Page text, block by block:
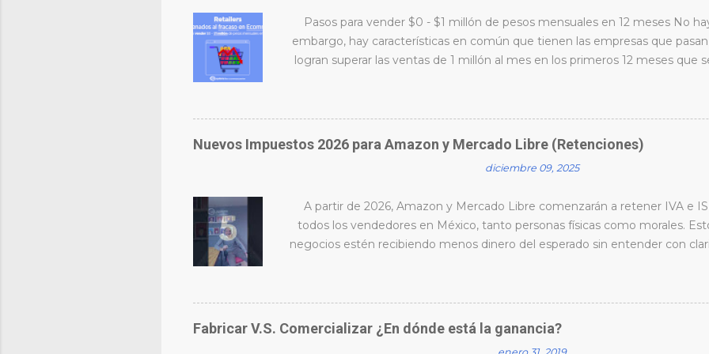
Pasos para vender $0 - $1 millón de pesos mensuales en 12 meses No
embargo, hay características en común que tienen las empresas que
logran superar las ventas de 1 millón al mes en los primeros 12 meses que
de pesos para poder estar vendiendo 1 millón mensual, aquí depende
maquilas. Moda, ropa y accesorios: En un reto, la mercancía es
modelo muy claro por temporadas y planes de rebajas. Tal y como lo
planeas 4 temporadas al año, debes vender todo el inventario en la
aplicar el modelo Fast Fashion, por ejemplo: Si el inventario de la
Nuevos Impuestos 2026 para Amazon y Mercado Libre (Retenciones)
diciembre 09, 2025
A partir de 2026, Amazon y Mercado Libre comenzarán a retener IVA e
todos los vendedores en México, tanto personas físicas como morales.
negocios estén recibiendo menos dinero del esperado sin entender con
rentabilidad de tu operación. En este video encontrarás una explicación
están reteniendo realmente, cuándo aplican los porcentajes del 20% y 16%,
2.5% y 8% con los movimientos fiscales adecuados. Las marcas que
especializada no solo entienden estos números — los anticipan. Saben
Fabricar V.S. Comercializar ¿En dónde está la ganancia?